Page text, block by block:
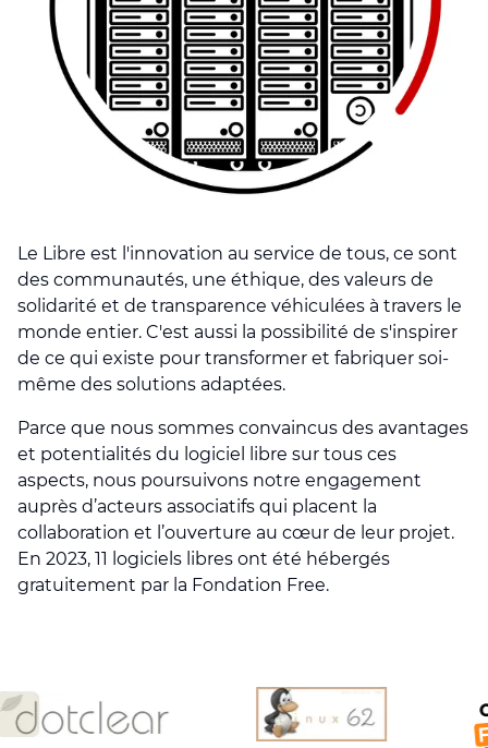
Le Libre est l'innovation au service de tous, ce sont
des communautés, une éthique, des valeurs de
solidarité et de transparence véhiculées à travers le
monde entier. C'est aussi la possibilité de s'inspirer
de ce qui existe pour transformer et fabriquer soi-
même des solutions adaptées.
Parce que nous sommes convaincus des avantages
et potentialités du logiciel libre sur tous ces
aspects, nous poursuivons notre engagement
auprès d’acteurs associatifs qui placent la
collaboration et l’ouverture au cœur de leur projet.
En 2023, 11 logiciels libres ont été hébergés
gratuitement par la Fondation Free.